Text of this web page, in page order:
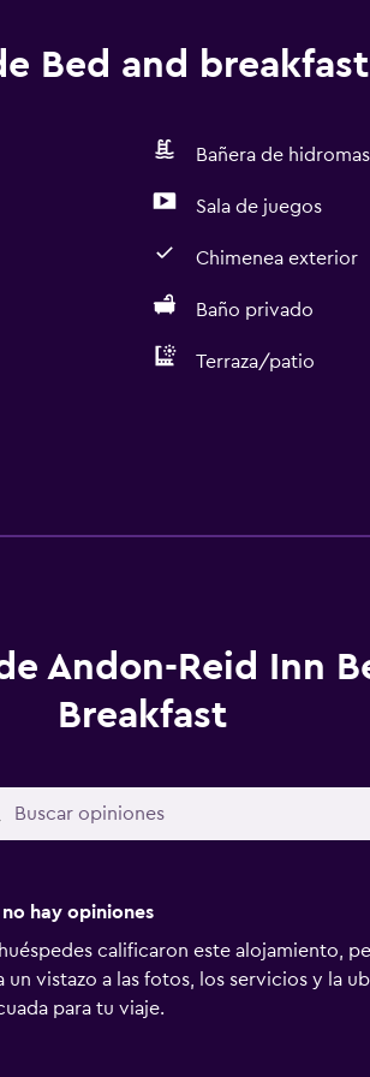
Bed and breakfast
Bañera de
Sala de juegos
Chimenea exterior
Baño privado
Terraza/patio
Andon-Reid Inn
Breakfast
hay opiniones
huéspedes calificaron este alojamiento,
un vistazo a las fotos, los servicios y la
para tu viaje.